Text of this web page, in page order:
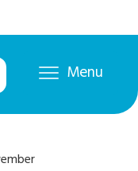
Menu